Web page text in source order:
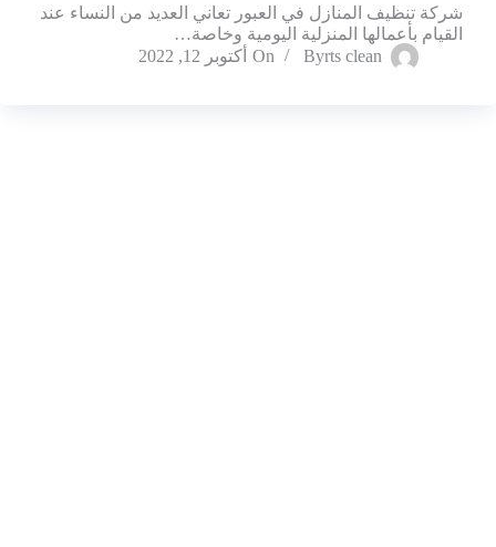
شركة تنظيف المنازل في العبور تعاني العديد من النساء عند
القيام بأعمالها المنزلية اليومية وخاصة…
Byrts clean
On أكتوبر 12, 2022